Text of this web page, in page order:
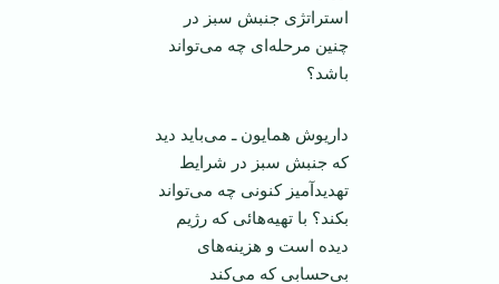
استراتژی جنبش سبز در
چنین مرحله‌ای چه می‌تواند
باشد؟
داریوش همایون ـ می‌باید دید
که جنبش سبز در شرایط
تهدید‌آمیز کنونی چه می‌تواند
بکند؟ با تهیه‌هائی که رژیم
دیده است و هزینه‌های
بی‌حسابی که می‌کند